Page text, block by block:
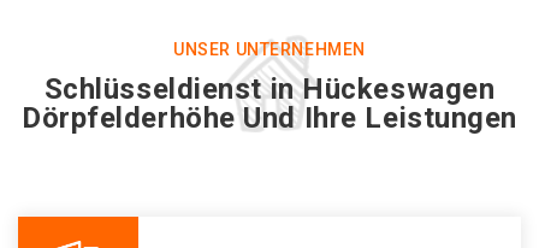
UNSER UNTERNEHMEN
Schlüsseldienst in Hückeswagen
Dörpfelderhöhe Und Ihre Leistungen